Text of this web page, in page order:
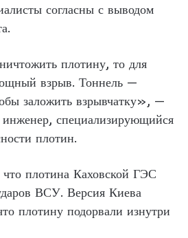
согласны с выводом
плотину, то для
взрыв. Тоннель —
заложить взрывчатку», —
специализирующийся
плотин.
плотина Каховской ГЭС
ВСУ. Версия Киева
плотину подорвали изнутри